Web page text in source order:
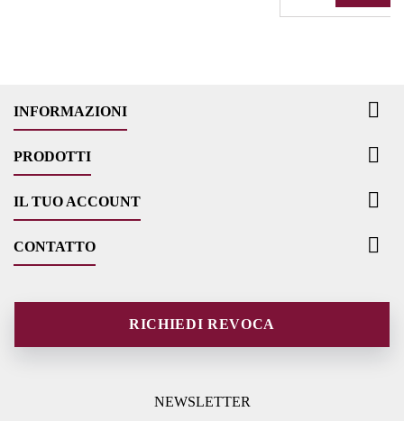
INFORMAZIONI 
PRODOTTI 
IL TUO ACCOUNT 
CONTATTO 
RICHIEDI REVOCA
NEWSLETTER